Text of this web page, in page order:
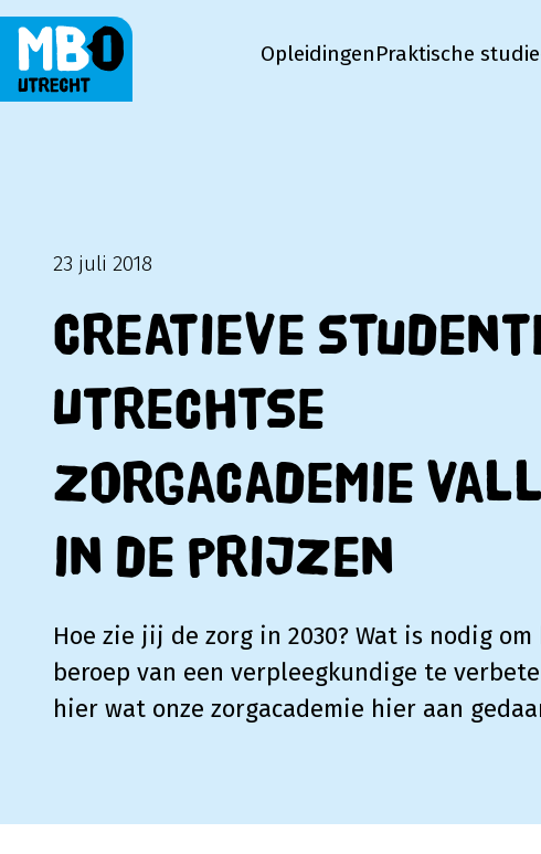
OpleidingenPraktische
23 juli 2018
Creatieve
Utrechtse
Zorgacademie
in de prijzen
Hoe zie jij de zorg in 2030? Wat is nodig om
beroep van een verpleegkundige te
hier wat onze zorgacademie hier aan